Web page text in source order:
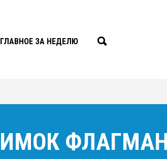
ГЛАВНОЕ ЗА НЕДЕЛЮ
ФЛАГМАНА